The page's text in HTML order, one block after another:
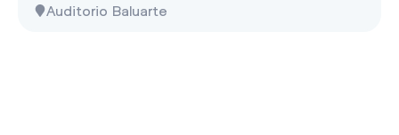
Auditorio Baluarte